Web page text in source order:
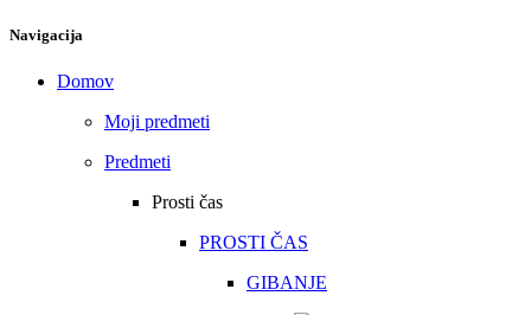
Navigacija
Domov
Moji predmeti
Predmeti
Prosti čas
PROSTI ČAS
GIBANJE